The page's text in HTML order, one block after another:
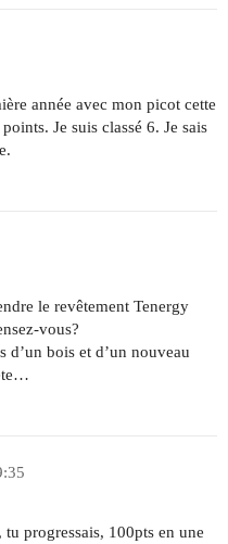
année avec mon picot cette
Je suis classé 6. Je sais
le revêtement Tenergy
vous?
d’un bois et d’un nouveau
progressais, 100pts en une